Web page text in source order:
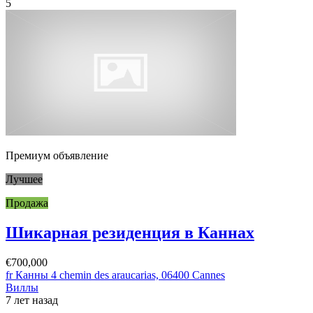
5
Премиум объявление
Лучшее
Продажа
Шикарная резиденция в Каннах
€700,000
fr Канны 4 chemin des araucarias, 06400 Cannes
Виллы
7 лет назад